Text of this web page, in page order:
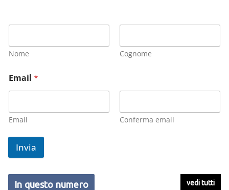
Nome Cognome
Email *
Email Conferma email
Invia
In questo numero vedi tutti